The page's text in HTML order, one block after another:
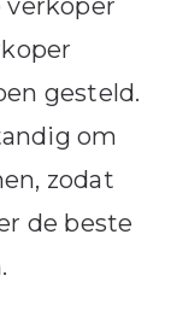
verkoper
gesteld.
om
zodat
de beste